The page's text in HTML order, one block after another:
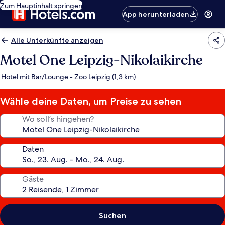
Zum Hauptinhalt springen
App herunterladen
Alle Unterkünfte anzeigen
Motel One Leipzig-Nikolaikirche
Hotel mit Bar/Lounge - Zoo Leipzig (1,3 km)
Wähle deine Daten, um Preise zu sehen
Wo soll’s hingehen?
Daten
Gäste
Suchen